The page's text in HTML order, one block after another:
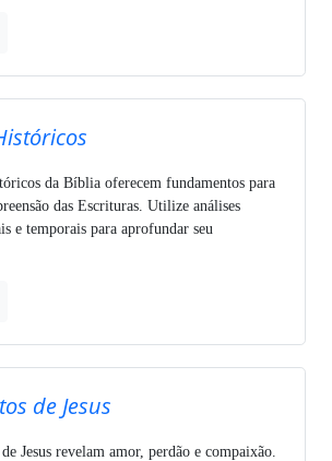
da Bíblia oferecem fundamentos para
das Escrituras. Utilize análises
e temporais para aprofundar seu
de Jesus
Jesus revelam amor, perdão e compaixão.